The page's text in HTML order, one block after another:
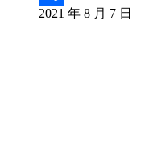
分
2021 年 8 月 7 日